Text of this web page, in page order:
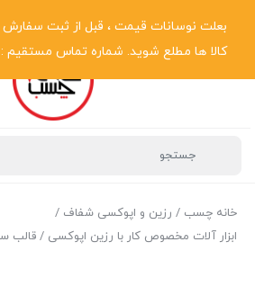
بعلت نوسانات قیمت ، قبل از ثبت
کالا ها مطلع شوید. شماره تماس مستقیم : 09001701660
خانه چسب / رزین و اپوکسی شفاف /
ابزار آلات مخصوص کار با رزین اپوکسی / قالب